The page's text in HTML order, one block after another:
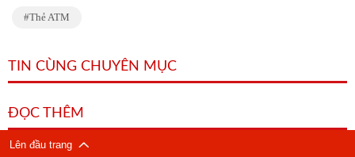
Thẻ ATM
TIN CÙNG CHUYÊN MỤC
ĐỌC THÊM
Lên đầu trang